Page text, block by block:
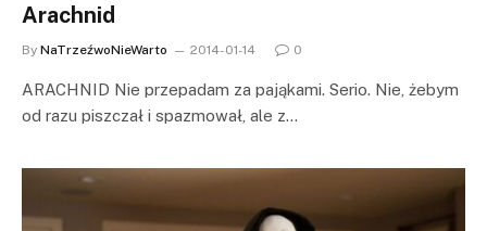
Arachnid
By NaTrzeźwoNieWarto 2014-01-14 0
ARACHNID Nie przepadam za pająkami. Serio. Nie, żebym
od razu piszczał i spazmował, ale z…